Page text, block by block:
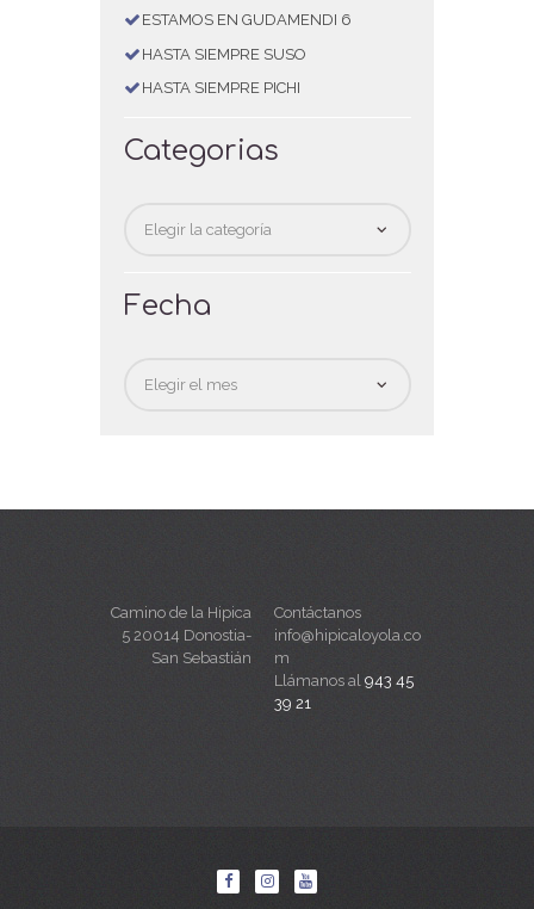
ESTAMOS EN GUDAMENDI 6
HASTA SIEMPRE SUSO
HASTA SIEMPRE PICHI
Categorias
Fecha
Camino de la Hipica
5 20014 Donostia-
San Sebastián
Contáctanos
info@hipicaloyola.co
m
Llámanos al 943 45
39 21